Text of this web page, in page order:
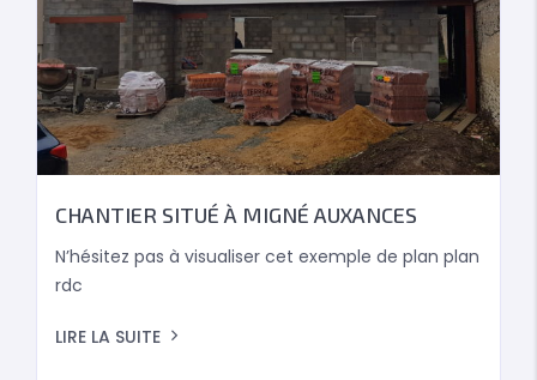
CHANTIER SITUÉ À MIGNÉ AUXANCES
N’hésitez pas à visualiser cet exemple de plan plan
rdc
LIRE LA SUITE